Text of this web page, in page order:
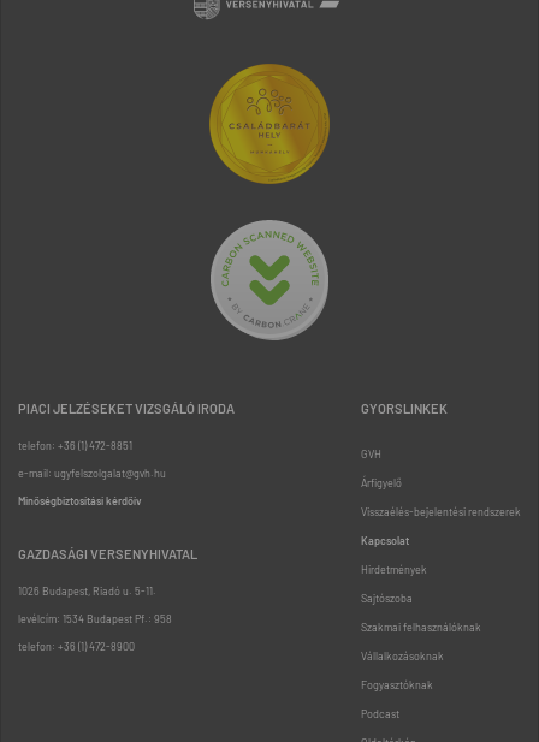
PIACI JELZÉSEKET VIZSGÁLÓ IRODA
telefon: +36 (1) 472-8851
e-mail: ugyfelszolgalat@gvh.hu
Minőségbiztosítási kérdőív
GAZDASÁGI VERSENYHIVATAL
1026 Budapest, Riadó u. 5-11.
levélcím: 1534 Budapest Pf.: 958
telefon: +36 (1) 472-8900
GYORSLINKEK
GVH
Árfigyelő
Visszaélés-bejelentési rendszerek
Kapcsolat
Hirdetmények
Sajtószoba
Szakmai felhasználóknak
Vállalkozásoknak
Fogyasztóknak
Podcast